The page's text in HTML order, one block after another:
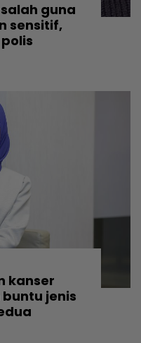
guna
sensitif,
kanser
jenis